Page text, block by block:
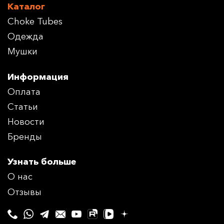
Каталог
Choke Tubes
Одежда
Мушки
Информация
Оплата
Статьи
Новости
Бренды
Узнать больше
О нас
Отзывы